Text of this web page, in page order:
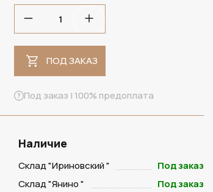
ПОД ЗАКАЗ
Под заказ | 100% предоплата
Наличие
Склад "Ириновский "
Под заказ
Склад "Янино "
Под заказ